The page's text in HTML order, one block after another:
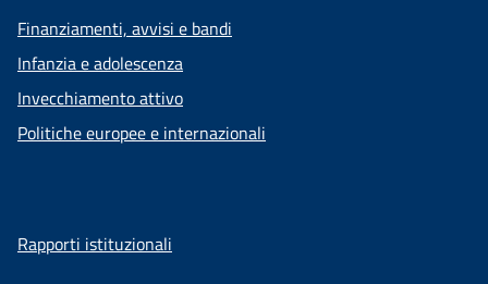
Finanziamenti, avvisi e bandi
Infanzia e adolescenza
Invecchiamento attivo
Politiche europee e internazionali
Rapporti istituzionali